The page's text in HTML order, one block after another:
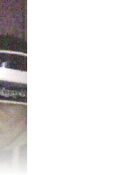
見直すことになるけど、
うのがずっと活きて、
ゃないかという気もし
劇、
る』っぽくなる、
）。
な傑作や名作だなどと